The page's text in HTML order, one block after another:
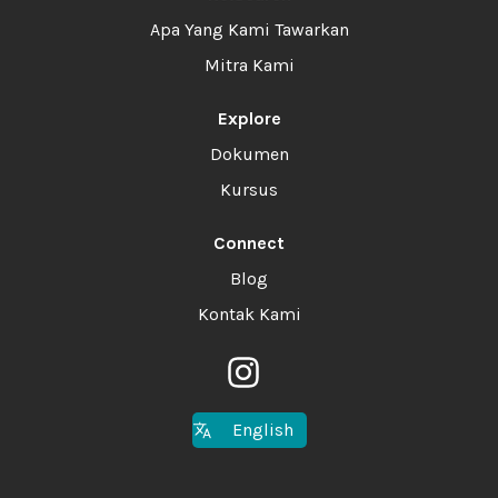
Apa Yang Kami Tawarkan
Mitra Kami
Explore
Dokumen
Kursus
Connect
Blog
Kontak Kami
English